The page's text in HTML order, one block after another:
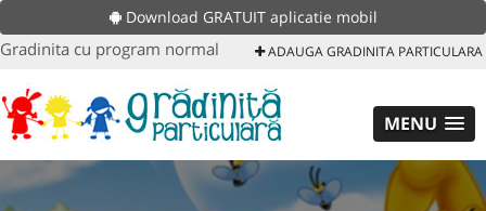
Download GRATUIT aplicatie mobil
Gradinita cu program normal ADAUGA GRADINITA PARTICULARA
MENU